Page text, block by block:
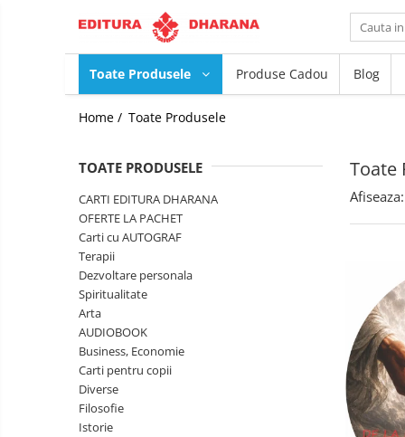
Toate Produsele
CARTI EDITURA DHARANA
OFERTE LA PACHET
Dietoterapie
Dezvoltare
personala
Spiritualitate
AUDIOBOOK
Business, Economie
Carti pentru copii
Toate Produsele Produse Cadou Blog
Home / Toate Produsele
Toate
TOATE PRODUSELE
CARTI EDITURA DHARANA
OFERTE LA PACHET
Carti cu AUTOGRAF
Terapii
Dezvoltare personala
Spiritualitate
Arta
AUDIOBOOK
Business, Economie
Carti pentru copii
Diverse
Filosofie
Istorie
Afiseaza: